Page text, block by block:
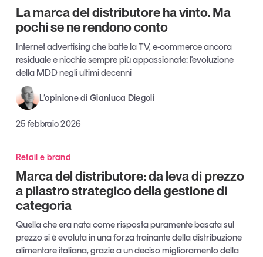
Un anno di
Tendenze2026
Leggi il magazine
Tendenze è il magazine di GS1 Italy che racconta in
consumatori
GS1 Italy GS1 Italy GS1 Italy
Tendenze
GS1 Italy
La marca del distributore ha vinto. Ma
pochi se ne rendono conto
Internet advertising che batte la TV, e-commerce ancora
residuale e nicchie sempre più appassionate: l'evoluzione
della MDD negli ultimi decenni
L’opinione di Gianluca Diegoli
25 febbraio 2026
Retail e brand
Marca del distributore: da leva di prezzo
a pilastro strategico della gestione di
categoria
Quella che era nata come risposta puramente basata sul
prezzo si è evoluta in una forza trainante della distribuzione
alimentare italiana, grazie a un deciso miglioramento della